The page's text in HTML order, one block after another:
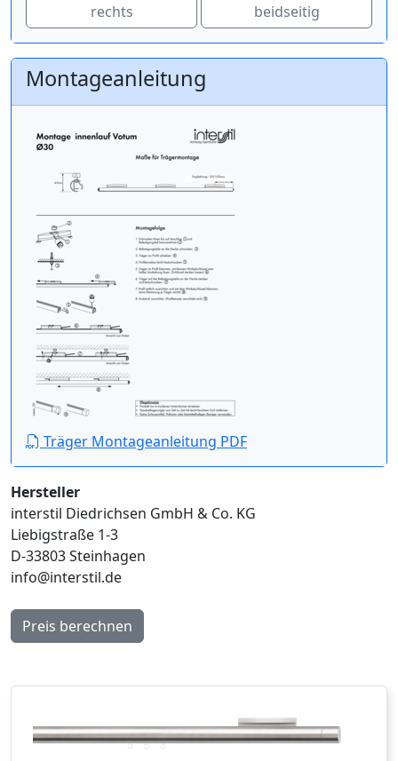
rechts
beidseitig
Montageanleitung
Träger Montageanleitung PDF
Hersteller
interstil Diedrichsen GmbH & Co. KG
Liebigstraße 1-3
D-33803 Steinhagen
info@interstil.de
Preis berechnen